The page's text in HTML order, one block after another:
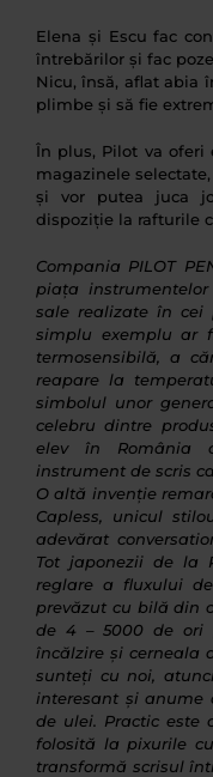
Elena și Escu fac
întrebărilor și fac
Nicu, însă, aflat abia
plimbe și să fie
În plus, Pilot va oferi
magazinele
și vor putea juca
dispoziție la rafturile
Compania PILOT
piața
sale realizate în cei
simplu exemplu ar
termosensibilă, a
reapare la
simbolul unor
celebru dintre
elev în România
instrument de scris
O altă invenție
Capless, unicul
adevărat
Tot japonezii de la
reglare a fluxului
prevăzut cu bilă din
de 4 – 5000 de ori
încălzire și cerneala
sunteți cu noi,
interesant și anume
de ulei. Practic este
folosită la pixurile
transformă scrisul